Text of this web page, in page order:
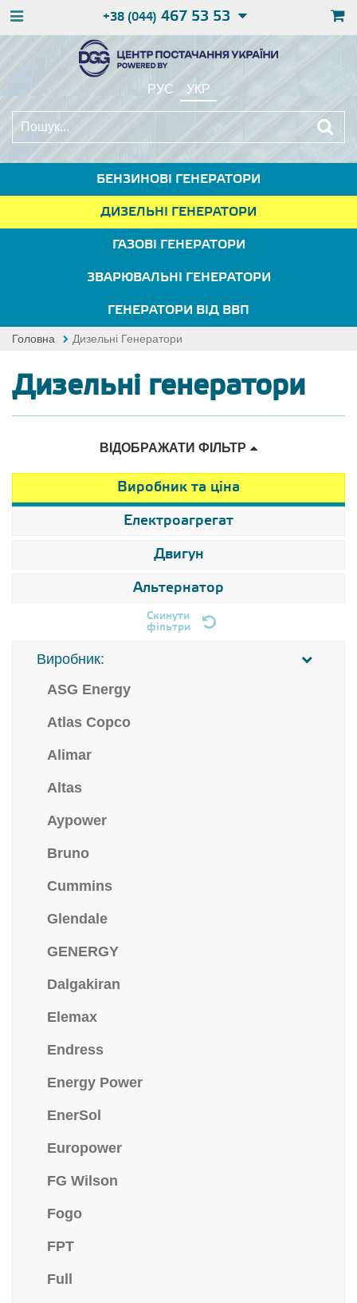
+38 (044) 467 53 53
РУС УКР
БЕНЗИНОВІ ГЕНЕРАТОРИ
ДИЗЕЛЬНІ ГЕНЕРАТОРИ
ГАЗОВІ ГЕНЕРАТОРИ
ЗВАРЮВАЛЬНІ ГЕНЕРАТОРИ
ГЕНЕРАТОРИ ВІД ВВП
Головна Дизельні Генератори
Дизельні генератори
ВІДОБРАЖАТИ ФІЛЬТР
Виробник та ціна
Електроагрегат
Двигун
Альтернатор
Скинути
фільтри
Виробник:
ASG Energy
Atlas Copco
Alimar
Altas
Aypower
Bruno
Cummins
Glendale
GENERGY
Dalgakiran
Elemax
Endress
Energy Power
EnerSol
Europower
FG Wilson
Fogo
FPT
Full